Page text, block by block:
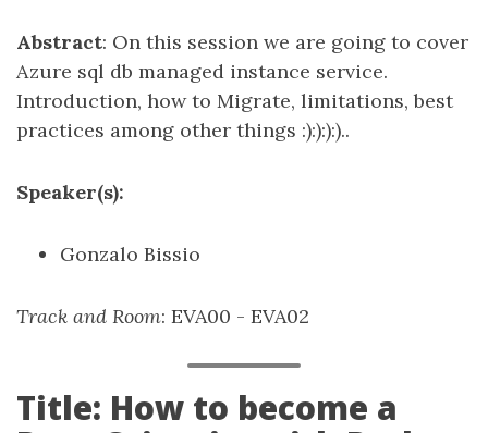
Abstract: On this session we are going to cover
Azure sql db managed instance service.
Introduction, how to Migrate, limitations, best
practices among other things :):):):)..
Speaker(s):
Gonzalo Bissio
Track and Room: EVA00 - EVA02
Title: How to become a